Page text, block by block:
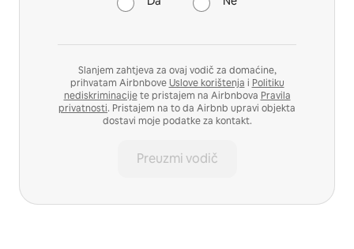
Slanjem zahtjeva za ovaj vodič za domaćine,
prihvatam AirbnboveUslove korištenja i Politiku
nediskriminacijete pristajem na Airbnbova Pravila
privatnosti. Pristajem na to da Airbnb upravi objekta
dostavi moje podatke za kontakt.
Preuzmi vodič